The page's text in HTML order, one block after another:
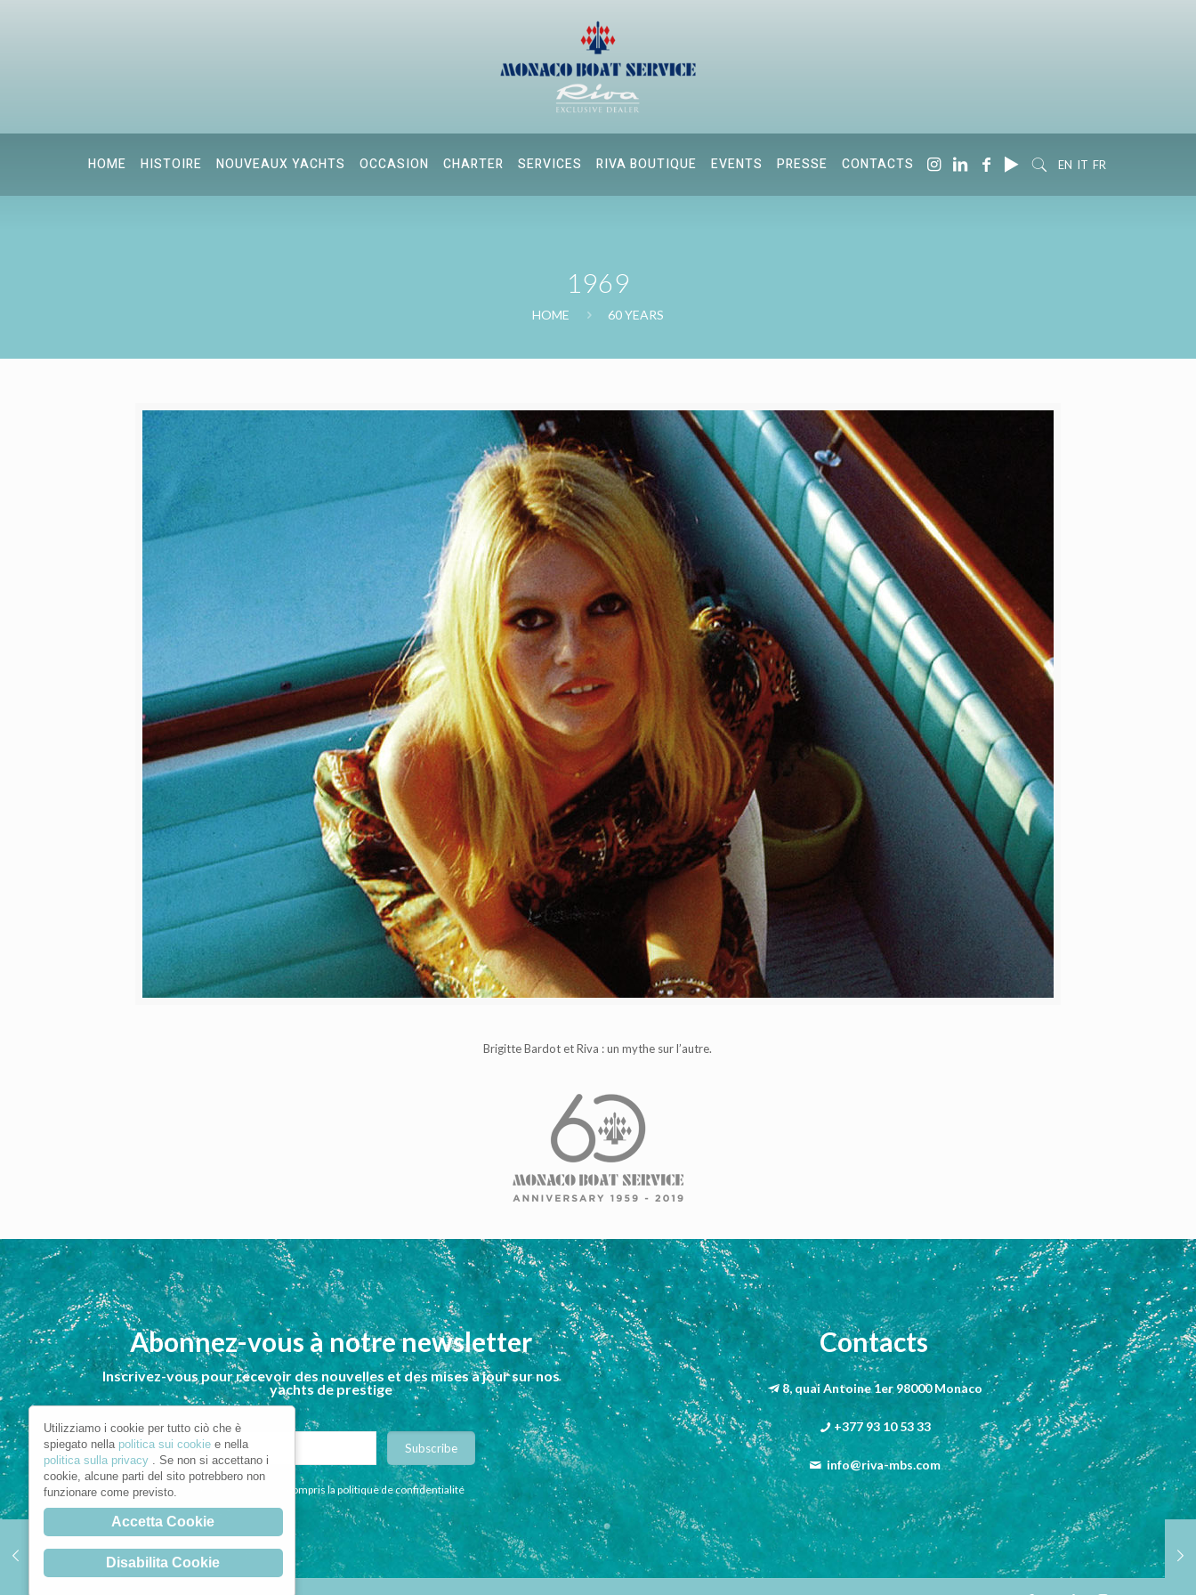
HOME HISTOIRE NOUVEAUX YACHTS OCCASION CHARTER SERVICES RIVA BOUTIQUE EVENTS PRESSE CONTACTS EN IT FR
1969
HOME 60 YEARS
Brigitte Bardot et Riva : un mythe sur l’autre.
Abonnez-vous à notre newsletter
Inscrivez-vous pour recevoir des nouvelles et des mises à jour sur nos
yachts de prestige
Je déclare avoir lu et compris la politique de confidentialité
Contacts
8, quai Antoine 1er 98000 Monaco
+377 93 10 53 33
info@riva-mbs.com
Utilizziamo i cookie per tutto ciò che è
spiegato nella politica sui cookie e nella
politica sulla privacy . Se non si accettano i
cookie, alcune parti del sito potrebbero non
funzionare come previsto.
Accetta Cookie
Disabilita Cookie